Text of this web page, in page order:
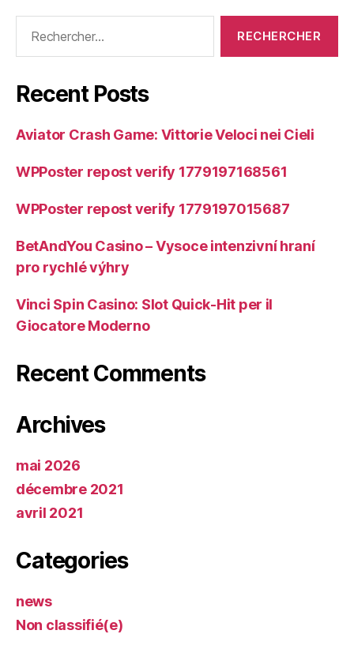
Recent Posts
Aviator Crash Game: Vittorie Veloci nei Cieli
WPPoster repost verify 1779197168561
WPPoster repost verify 1779197015687
BetAndYou Casino – Vysoce intenzivní hraní
pro rychlé výhry
Vinci Spin Casino: Slot Quick‑Hit per il
Giocatore Moderno
Recent Comments
Archives
mai 2026
décembre 2021
avril 2021
Categories
news
Non classifié(e)